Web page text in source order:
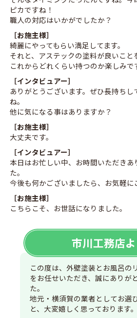
ピカですね！
職人の対応はいかがでしたか？
［お施主様］
綺麗にやってもらい満足してます。
それと、アステックの塗料が良いこと
これからどれくらい持つのか楽しみで
［インタビュアー］
ありがとうございます。ぜひ長持ち
ね。
他に気になる事はありますか？
［お施主様］
大丈夫です。
［インタビュアー］
本日はお忙しい中、お時間いただきあ
た。
今後も何かございましたら、お気軽に
［お施主様］
こちらこそ、お世話になりました。
市川工務店
この度は、外壁塗装とお風呂の
をお任せいただき、誠にありが
た。
地元・横須賀の業者としてお選
と、大変嬉しく思っております。